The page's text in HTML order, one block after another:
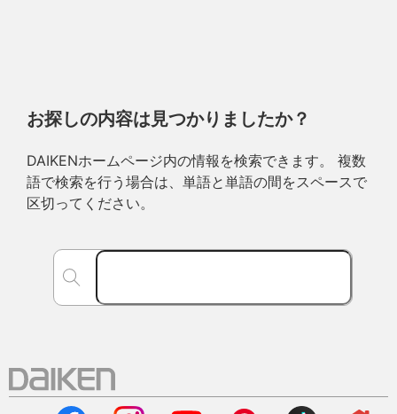
お探しの内容は見つかりましたか？
DAIKENホームページ内の情報を検索できます。 複数
語で検索を行う場合は、単語と単語の間をスペースで
区切ってください。